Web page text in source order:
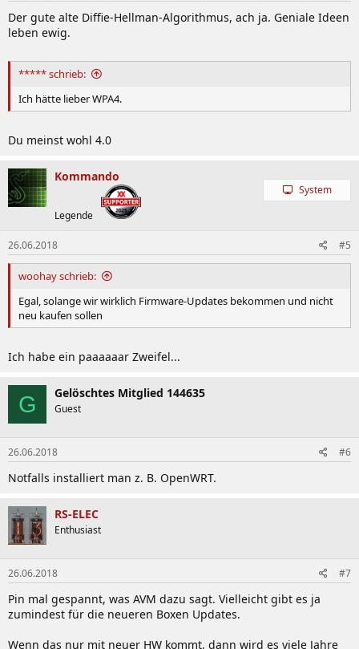
Der gute alte Diffie-Hellman-Algorithmus, ach ja. Geniale Ideen
leben ewig.
***** schrieb:
Ich hätte lieber WPA4.
Du meinst wohl 4.0
Kommando
Legende
System
26.06.2018 #5
woohay schrieb:
Egal, solange wir wirklich Firmware-Updates bekommen und nicht
neu kaufen sollen
Ich habe ein paaaaaar Zweifel...
G Gelöschtes Mitglied 144635
Guest
26.06.2018 #6
Notfalls installiert man z. B. OpenWRT.
RS-ELEC
Enthusiast
26.06.2018 #7
Pin mal gespannt, was AVM dazu sagt. Vielleicht gibt es ja
zumindest für die neueren Boxen Updates.
Wenn das nur mit neuer HW kommt, dann wird es viele Jahre